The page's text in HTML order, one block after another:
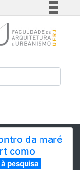
Simplifique!
Comunica BR
à informação
da maré
como
pesquisa